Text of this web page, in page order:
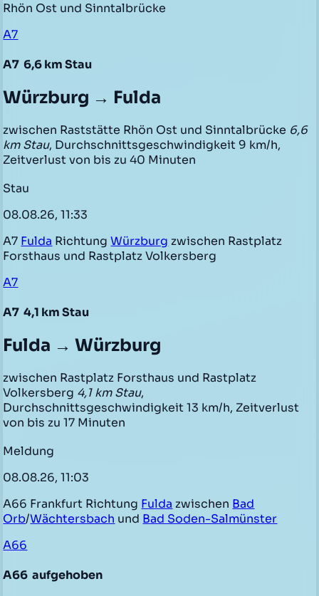
Rhön Ost und Sinntalbrücke
A7
A7 6,6 km Stau
Würzburg → Fulda
zwischen Raststätte Rhön Ost und Sinntalbrücke 6,6
km Stau, Durchschnittsgeschwindigkeit 9 km/h,
Zeitverlust von bis zu 40 Minuten
Stau
08.08.26, 11:33
A7 Fulda RichtungWürzburg zwischen Rastplatz
Forsthaus und Rastplatz Volkersberg
A7
A7 4,1 km Stau
Fulda → Würzburg
zwischen Rastplatz Forsthaus und Rastplatz
Volkersberg 4,1 km Stau,
Durchschnittsgeschwindigkeit 13 km/h, Zeitverlust
von bis zu 17 Minuten
Meldung
08.08.26, 11:03
A66 Frankfurt Richtung Fulda zwischen Bad
Orb/Wächtersbach und Bad Soden-Salmünster
A66
A66 aufgehoben